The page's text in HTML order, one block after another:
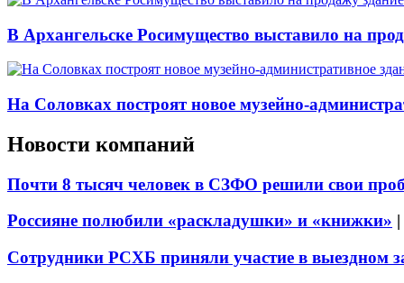
В Архангельске Росимущество выставило на
На Соловках построят новое музейно-
Новости компаний
Почти 8 тысяч человек в СЗФО решили свои
Россияне полюбили «раскладушки» и «книжки» |
Сотрудники РСХБ приняли участие в выездном